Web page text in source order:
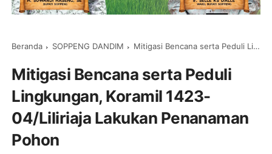
Beranda SOPPENG DANDIM Mitigasi Bencana serta Peduli Lingkungan, Koramil 1423-04/Liliriaja Lakukan Penanaman Pohon
Mitigasi Bencana serta Peduli
Lingkungan, Koramil 1423-
04/Liliriaja Lakukan Penanaman
Pohon